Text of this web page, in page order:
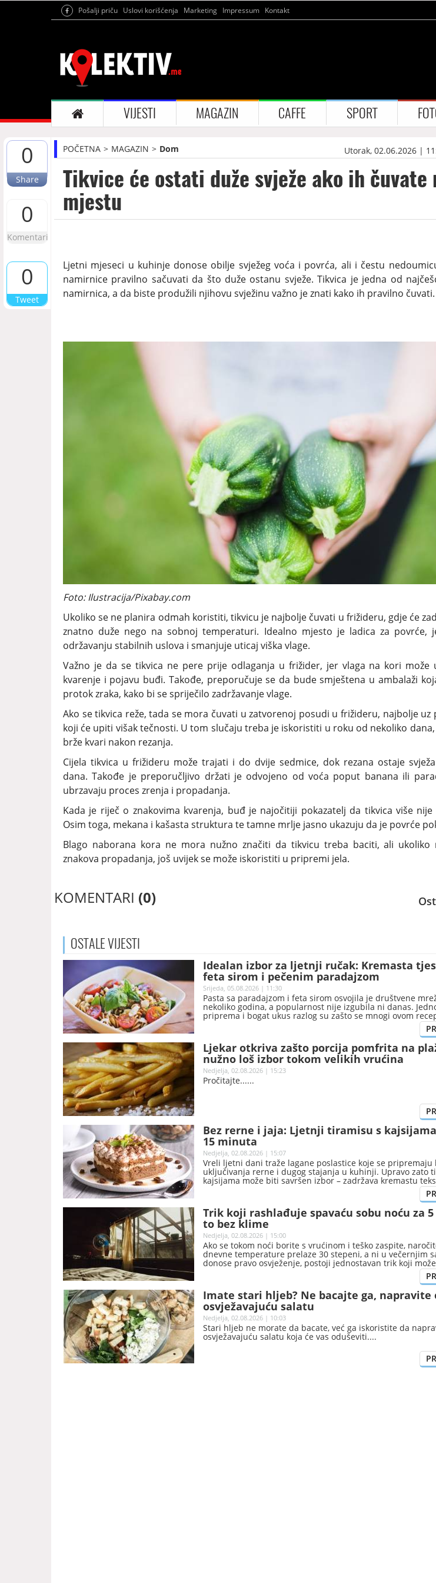
Pošalji priču Uslovi korišćenja Marketing Impressum Kontakt
VIJESTI MAGAZIN CAFFE SPORT
0
Share
0
Komentari
0
Tweet
POČETNA MAGAZIN Dom Utorak, 02.06.2026 |
Tikvice će ostati duže svježe ako ih čuvate
mjestu
Ljetni mjeseci u kuhinje donose obilje svježeg voća i povrća, ali i čestu
namirnice pravilno sačuvati da što duže ostanu svježe. Tikvica je jedna od
namirnica, a da biste produžili njihovu svježinu važno je znati kako ih pravilno čuvati.
Foto: Ilustracija/Pixabay.com
Ukoliko se ne planira odmah koristiti, tikvicu je najbolje čuvati u frižideru, gdje će
znatno duže nego na sobnoj temperaturi. Idealno mjesto je ladica za povrće,
održavanju stabilnih uslova i smanjuje uticaj viška vlage.
Važno je da se tikvica ne pere prije odlaganja u frižider, jer vlaga na kori može
kvarenje i pojavu buđi. Takođe, preporučuje se da bude smještena u ambalaži
protok zraka, kako bi se spriječilo zadržavanje vlage.
Ako se tikvica reže, tada se mora čuvati u zatvorenoj posudi u frižideru, najbolje uz
koji će upiti višak tečnosti. U tom slučaju treba je iskoristiti u roku od nekoliko
brže kvari nakon rezanja.
Cijela tikvica u frižideru može trajati i do dvije sedmice, dok rezana ostaje
dana. Takođe je preporučljivo držati je odvojeno od voća poput banana ili
ubrzavaju proces zrenja i propadanja.
Kada je riječ o znakovima kvarenja, buđ je najočitiji pokazatelj da tikvica više
Osim toga, mekana i kašasta struktura te tamne mrlje jasno ukazuju da je povrće
Blago naborana kora ne mora nužno značiti da tikvicu treba baciti, ali ukoliko
znakova propadanja, još uvijek se može iskoristiti u pripremi jela.
KOMENTARI (0)
OSTALEVIJESTI
Idealan izbor za ljetnji ručak: Kremasta
feta sirom i pečenim paradajzom
Srijeda, 05.08.2026 | 11:30
Pasta sa paradajzom i feta sirom osvojila je društvene
nekoliko godina, a popularnost nije izgubila ni danas.
priprema i bogat ukus razlog su zašto se mnogi ovom
Ljekar otkriva zašto porcija pomfrita na
nužno loš izbor tokom velikih vrućina
Nedjelja, 02.08.2026 | 15:23
Pročitajte...
Bez rerne i jaja: Ljetnji tiramisu s
15 minuta
Nedjelja, 02.08.2026 | 15:07
Vreli ljetni dani traže lagane poslastice koje se pripremaju
uključivanja rerne i dugog stajanja u kuhinji. Upravo zato
kajsijama može biti savršen izbor – zadržava kremastu
italijanskog deserta, ali dobija potpuno novo,
Trik koji rashlađuje spavaću sobu noću za
to bez klime
Nedjelja, 02.08.2026 | 15:00
Ako se tokom noći borite s vrućinom i teško zaspite,
dnevne temperature prelaze 30 stepeni, a ni u večernjim
donose pravo osvježenje, postoji jednostavan trik koji
rashladite spavaću sobu za svega nekoliko minuta – i to
Imate stari hljeb? Ne bacajte ga, napravite
osvježavajuću salatu
Nedjelja, 02.08.2026 | 10:03
Stari hljeb ne morate da bacate, već ga iskoristite da
osvježavajuću salatu koja će vas oduševiti.